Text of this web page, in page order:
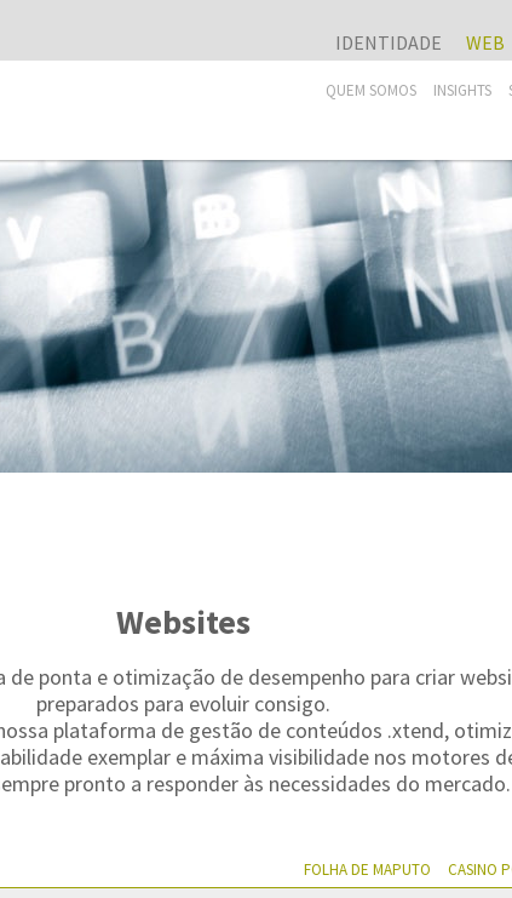
IDENTIDADE WEB
QUEM SOMOS INSIGHTS
Websites
ponta e otimização de desempenho para criar
preparados para evoluir consigo.
plataforma de gestão de conteúdos .xtend,
exemplar e máxima visibilidade nos motores
pronto a responder às necessidades do mercado.
FOLHA DE MAPUTO CASINO